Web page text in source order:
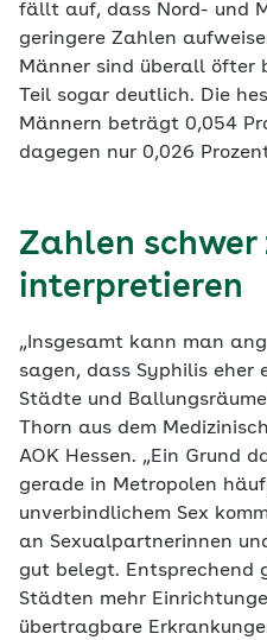
fällt auf, dass Nord- und
geringere Zahlen
Männer sind überall öfter
Teil sogar deutlich. Die
Männern beträgt 0,054
dagegen nur 0,026
Zahlen schwer
interpretieren
„Insgesamt kann man
sagen, dass Syphilis eher
Städte und
Thorn aus dem
AOK Hessen. „Ein Grund
gerade in Metropolen
unverbindlichem Sex
an Sexualpartnerinnen
gut belegt. Entsprechend
Städten mehr
übertragbare